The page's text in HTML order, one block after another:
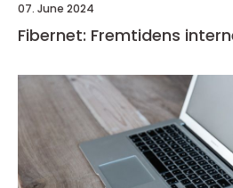
07. June 2024
Fibernet: Fremtidens